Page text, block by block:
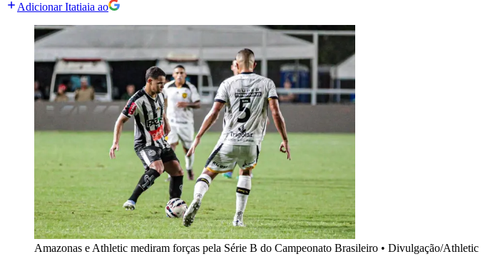
Adicionar Itatiaia ao
Amazonas e Athletic mediram forças pela Série B do Campeonato Brasileiro • Divulgação/Athletic